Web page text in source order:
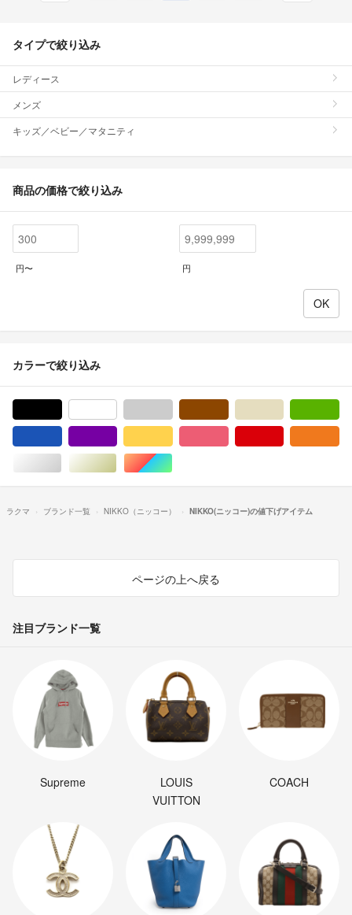
タイプで絞り込み
レディース
メンズ
キッズ／ベビー／マタニティ
商品の価格で絞り込み
円〜 円
カラーで絞り込み
シルバー/銀色系ゴールド/金色系マルチカラー
ラクマ ブランド一覧 NIKKO（ニッコー） NIKKO(ニッコー)の値下げアイテム
ページの上へ戻る
注目ブランド一覧
Supreme
LOUIS
VUITTON
COACH